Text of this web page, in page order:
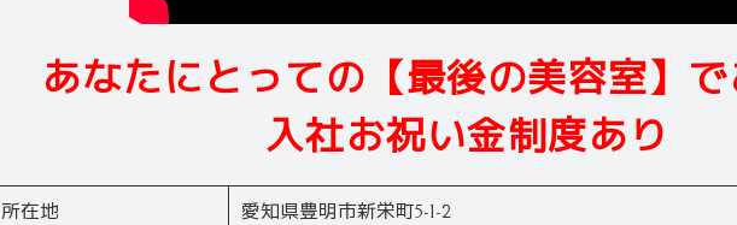
あなたにとっての【最後の美容室】
入社お祝い金制度あり
所在地 愛知県豊明市新栄町5-1-2